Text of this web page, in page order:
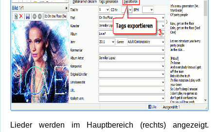
Lieder werden im Hauptbereich (rechts) angezeigt.